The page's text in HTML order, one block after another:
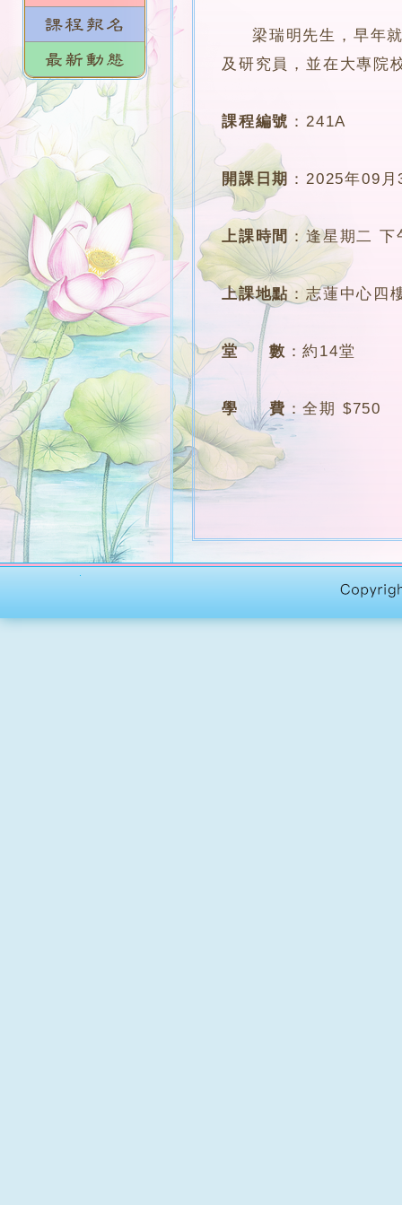
梁瑞明先生，早年就
及研究員，並在大專院
課程編號 ：241A
開課日期 ：2025年09月
上課時間 ：逢星期二
上課地點 ：志蓮中心四
堂 數 ：約14堂
學 費 ：全期 $750